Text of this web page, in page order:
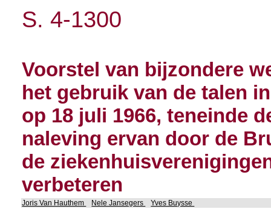
S. 4-1300
Voorstel van bijzondere
het gebruik van de talen
op 18 juli 1966, teneinde
naleving ervan door de
de
verbeteren
Joris Van Hauthem Nele Jansegers Yves Buysse